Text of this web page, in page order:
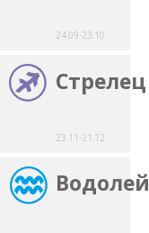
24.09-23.10
Стрелец
23.11-21.12
Водолей